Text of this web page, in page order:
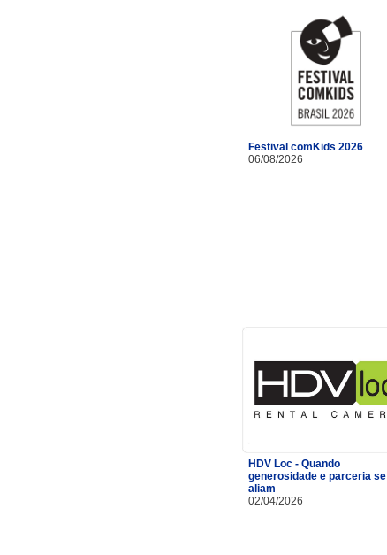
Festival comKids 2026
06/08/2026
HDV Loc - Quando
generosidade e parceria se
aliam
02/04/2026